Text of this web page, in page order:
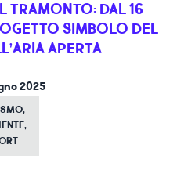
TRAMONTO: DAL 16
SIMBOLO DEL
APERTA
2025
,
,